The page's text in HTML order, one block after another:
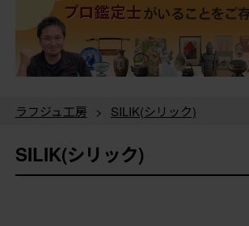
ラフジュ工房 > SILIK(シリック)
SILIK(シリック)